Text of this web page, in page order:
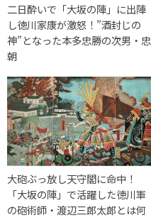
二日酔いで「大坂の陣」に出陣
し徳川家康が激怒！”酒封じの
神”となった本多忠勝の次男・忠
朝
大砲ぶっ放し天守閣に命中！
「大坂の陣」で活躍した徳川軍
の砲術師・渡辺三郎太郎とは何